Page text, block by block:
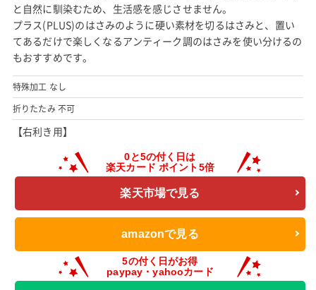
と自然に馴染むため、生活感を感じさせません。
プラス(PLUS)のはさみのように硬い素材を切るはさみと、置い
てあるだけで楽しくなるアンティーク調のはさみを使い分けるの
もおすすめです。
特殊加工 なし
折りたたみ 不可
【右利き用】
楽天市場で見る
amazonで見る